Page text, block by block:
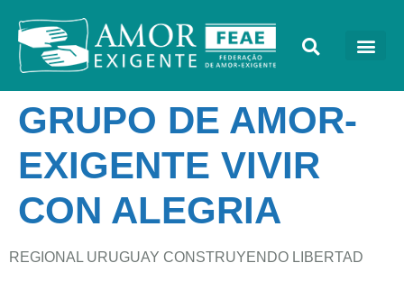
GRUPO DE AMOR-
EXIGENTE VIVIR
CON ALEGRIA
REGIONAL URUGUAY CONSTRUYENDO LIBERTAD